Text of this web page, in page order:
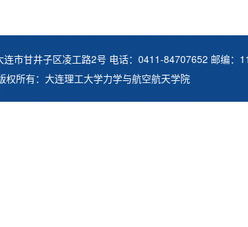
连市甘井子区凌工路2号 电话：0411-84707652 邮编：
权所有：大连理工大学力学与航空航天学院